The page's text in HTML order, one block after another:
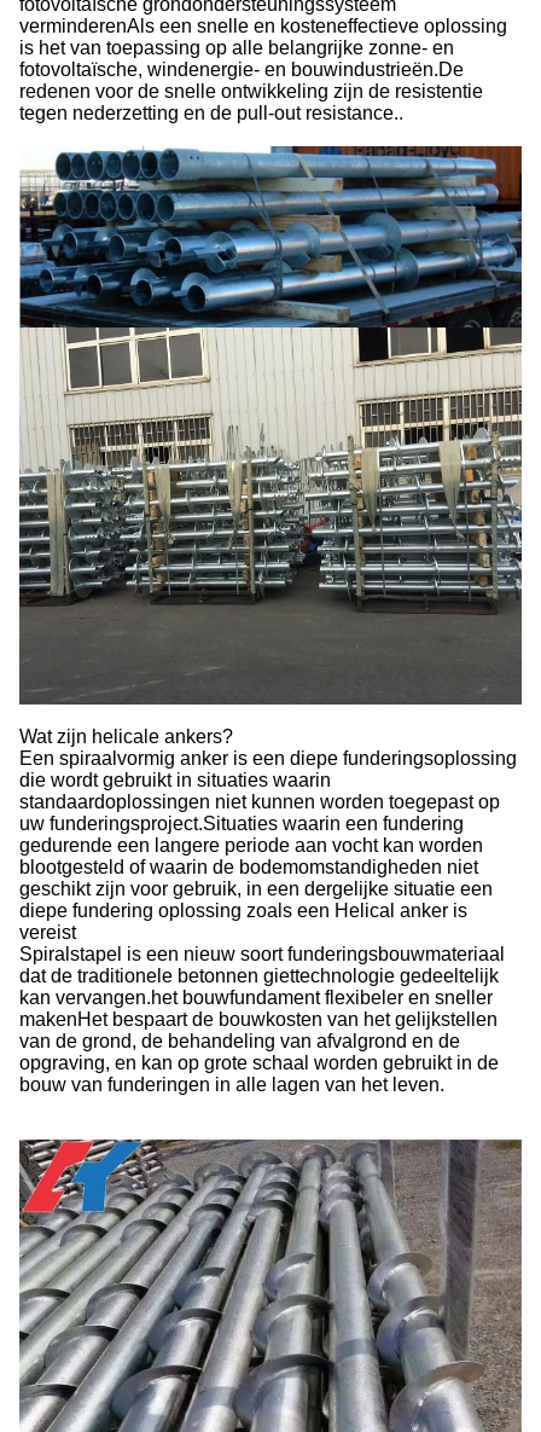
fotovoltaïsche grondondersteuningssysteem
verminderenAls een snelle en kosteneffectieve oplossing
is het van toepassing op alle belangrijke zonne- en
fotovoltaïsche, windenergie- en bouwindustrieën.De
redenen voor de snelle ontwikkeling zijn de resistentie
tegen nederzetting en de pull-out resistance..
Wat zijn helicale ankers?
Een spiraalvormig anker is een diepe funderingsoplossing
die wordt gebruikt in situaties waarin
standaardoplossingen niet kunnen worden toegepast op
uw funderingsproject.Situaties waarin een fundering
gedurende een langere periode aan vocht kan worden
blootgesteld of waarin de bodemomstandigheden niet
geschikt zijn voor gebruik, in een dergelijke situatie een
diepe fundering oplossing zoals een Helical anker is
vereist
Spiralstapel is een nieuw soort funderingsbouwmateriaal
dat de traditionele betonnen giettechnologie gedeeltelijk
kan vervangen.het bouwfundament flexibeler en sneller
makenHet bespaart de bouwkosten van het gelijkstellen
van de grond, de behandeling van afvalgrond en de
opgraving, en kan op grote schaal worden gebruikt in de
bouw van funderingen in alle lagen van het leven.